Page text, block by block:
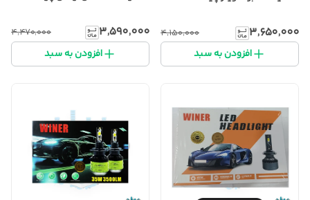
۳٬۶۵۰٬۰۰۰ ۴٬۱۵۰٬۰۰۰
افزودن به سبد
۳٬۵۹۰٬۰۰۰ ۴٬۴۷۰٬۰۰۰
افزودن به سبد